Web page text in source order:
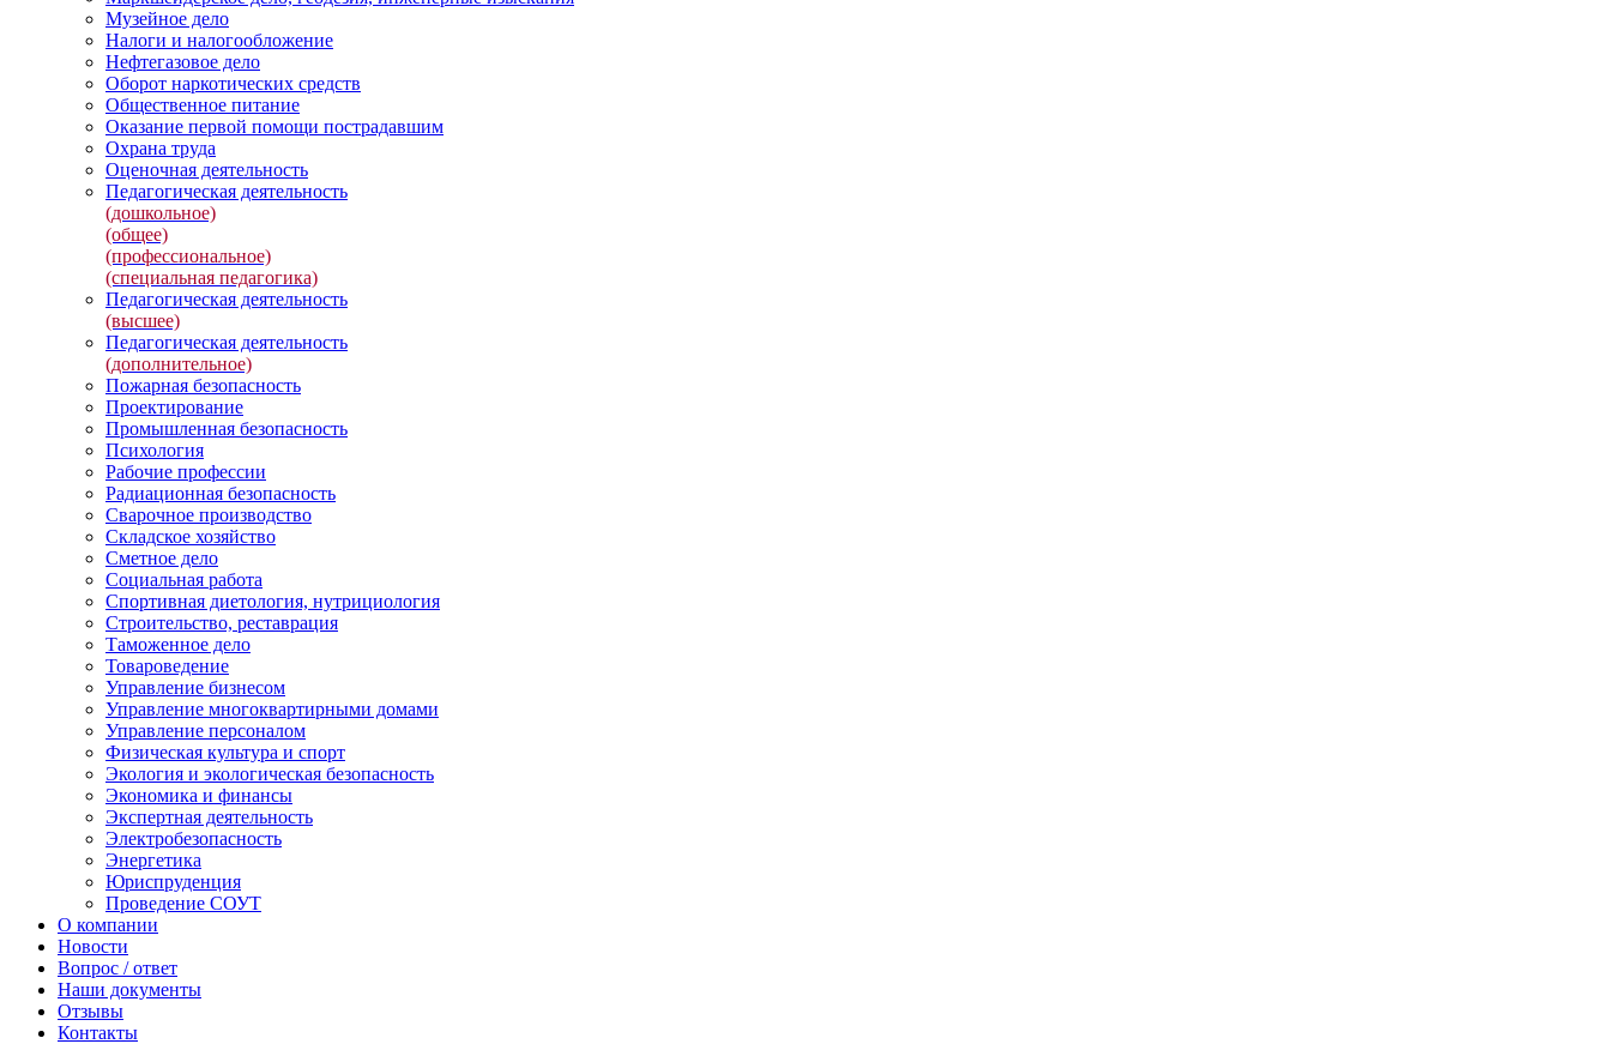
Музейное дело
Налоги и налогообложение
Нефтегазовое дело
Оборот наркотических средств
Общественное питание
Оказание первой помощи пострадавшим
Охрана труда
Оценочная деятельность
Педагогическая деятельность
(дошкольное)
(общее)
(профессиональное)
(специальная педагогика)
Педагогическая деятельность
(высшее)
Педагогическая деятельность
(дополнительное)
Пожарная безопасность
Проектирование
Промышленная безопасность
Психология
Рабочие профессии
Радиационная безопасность
Сварочное производство
Складское хозяйство
Сметное дело
Социальная работа
Спортивная диетология, нутрициология
Строительство, реставрация
Таможенное дело
Товароведение
Управление бизнесом
Управление многоквартирными домами
Управление персоналом
Физическая культура и спорт
Экология и экологическая безопасность
Экономика и финансы
Экспертная деятельность
Электробезопасность
Энергетика
Юриспруденция
Проведение СОУТ
О компании
Новости
Вопрос / ответ
Наши документы
Отзывы
Контакты